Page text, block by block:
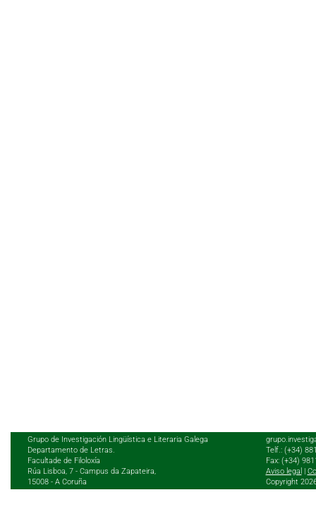
Grupo de Investigación Lingüística e Literaria Galega
Departamento de Letras.
Facultade de Filoloxía
Rúa Lisboa, 7 - Campus da Zapateira,
15008 - A Coruña
Telf.: (+34)
Fax: (+34)
Aviso legal
Copyright